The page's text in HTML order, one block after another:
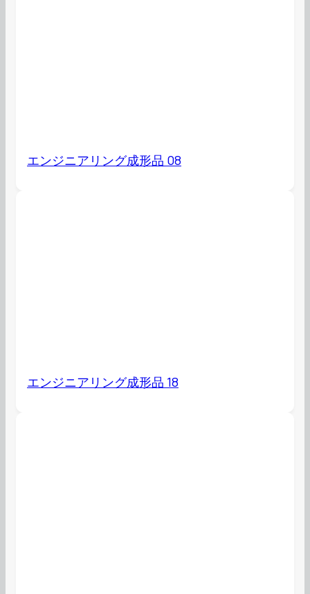
エンジニアリング成形品 08
エンジニアリング成形品 18